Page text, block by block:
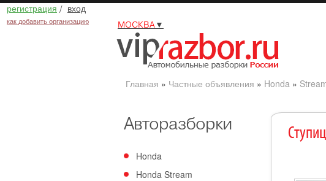
регистрация / вход
как добавить организацию МОСКВА▼
Главная » Частные объявления » Honda»
Авторазборки
Honda
Honda Stream